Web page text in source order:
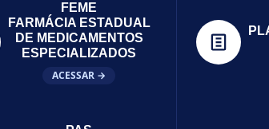
FEME
FARMÁCIA ESTADUAL
DE MEDICAMENTOS
ESPECIALIZADOS
ACESSAR →